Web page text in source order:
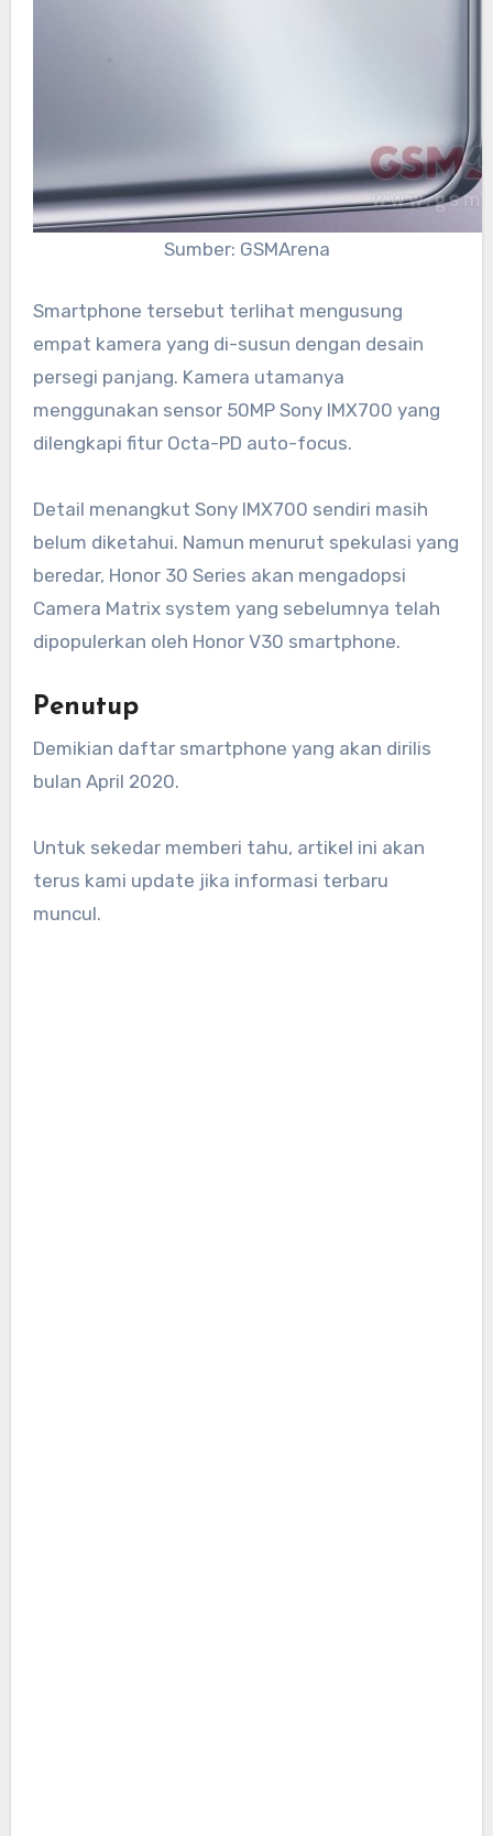
Sumber: GSMArena
Smartphone tersebut terlihat mengusung
empat kamera yang di-susun dengan desain
persegi panjang. Kamera utamanya
menggunakan sensor 50MP Sony IMX700 yang
dilengkapi fitur Octa-PD auto-focus.
Detail menangkut Sony IMX700 sendiri masih
belum diketahui. Namun menurut spekulasi yang
beredar, Honor 30 Series akan mengadopsi
Camera Matrix system yang sebelumnya telah
dipopulerkan oleh Honor V30 smartphone.
Penutup
Demikian daftar smartphone yang akan dirilis
bulan April 2020.
Untuk sekedar memberi tahu, artikel ini akan
terus kami update jika informasi terbaru
muncul.